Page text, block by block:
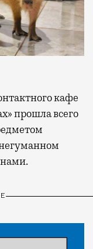
прошла всего